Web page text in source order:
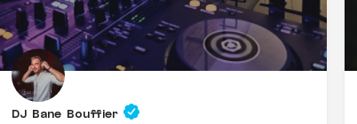
DJ Bane Bouffier